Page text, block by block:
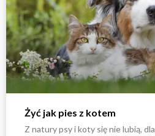
Żyć jak pies z kotem
Z natury psy i koty się nie lubią,